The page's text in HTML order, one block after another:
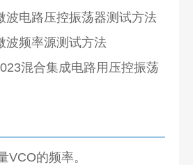
波电路压控振荡器测试方法
波频率源测试方法
混合集成电路用压控振荡
VCO的频率。